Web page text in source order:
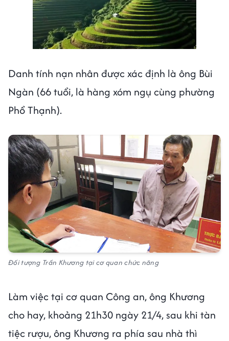
Danh tính nạn nhân được xác định là ông Bùi
Ngàn (66 tuổi, là hàng xóm ngụ cùng phường
Phổ Thạnh).
Đối tượng Trần Khương tại cơ quan chức năng
Làm việc tại cơ quan Công an, ông Khương
cho hay, khoảng 21h30 ngày 21/4, sau khi tàn
tiệc rượu, ông Khương ra phía sau nhà thì